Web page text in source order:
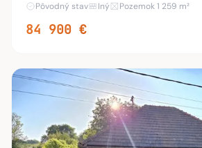
(možnosť rozdelenia na dve samostatné
Pôvodný stav Iný Pozemok 1 259 m²
84 900 €